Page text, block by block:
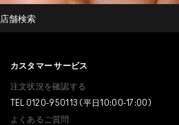
あな
すか
店舗検索
カスタマー サービス
注文状況を確認する
TEL 0120-950113 (平日10:00-17:00)
よくあるご質問